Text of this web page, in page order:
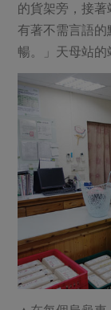
的貨架旁，接著
有著不需言語
暢。」天母站的